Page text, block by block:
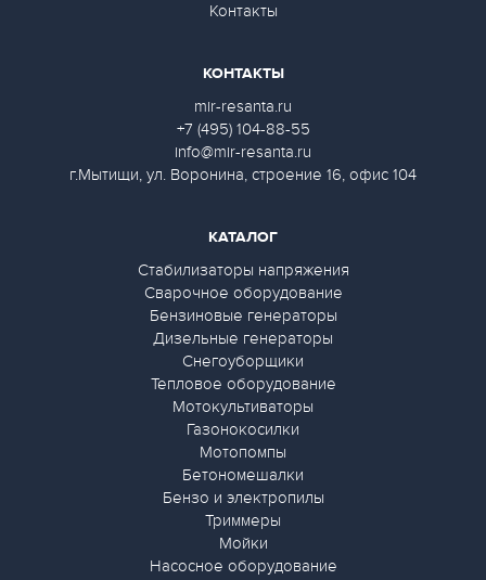
Контакты
КАТАЛОГ
Стабилизаторы напряжения
Сварочное оборудование
Бензиновые генераторы
Дизельные генераторы
Снегоуборщики
Тепловое оборудование
Мотокультиваторы
Газонокосилки
Мотопомпы
Бетономешалки
Бензо и электропилы
Триммеры
Мойки
Насосное оборудование
КОНТАКТЫ
mir-resanta.ru
+7 (495) 104-88-55
info@mir-resanta.ru
г.Мытищи, ул. Воронина, строение 16, офис 104